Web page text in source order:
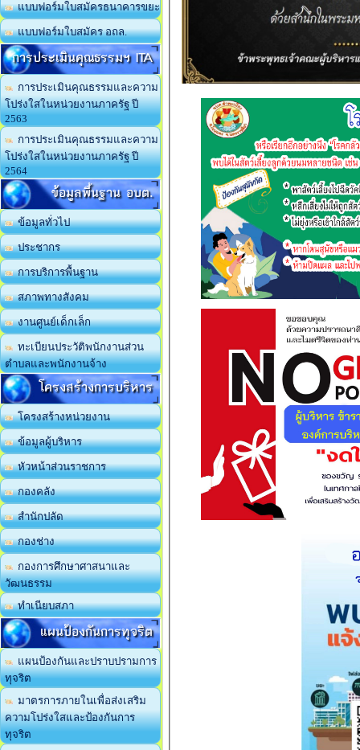
แบบฟอร์มใบสมัครธนาคารขยะ
แบบฟอร์มใบสมัคร อถล.
การประเมินคุณธรรมฯ ITA
การประเมินคุณธรรมและความ
โปร่งใสในหน่วยงานภาครัฐ ปี
2563
การประเมินคุณธรรมและความ
โปร่งใสในหน่วยงานภาครัฐ ปี
2564
ข้อมูลพื้นฐาน อบต.
ข้อมูลทั่วไป
ประชากร
การบริการพื้นฐาน
สภาพทางสังคม
งานศูนย์เด็กเล็ก
ทะเบียนประวัติพนักงานส่วน
ตำบลและพนักงานจ้าง
โครงสร้างการบริหาร
โครงสร้างหน่วยงาน
ข้อมูลผู้บริหาร
หัวหน้าส่วนราชการ
กองคลัง
สำนักปลัด
กองช่าง
กองการศึกษาศาสนาและ
วัฒนธรรม
ทำเนียบสภา
แผนป้องกันการทุจริต
แผนป้องกันและปราบปรามการ
ทุจริต
มาตรการภายในเพื่อส่งเสริม
ความโปร่งใสและป้องกันการ
ทุจริต